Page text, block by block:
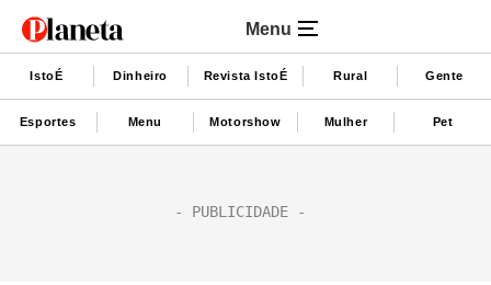
Menu
IstoÉ Dinheiro Revista IstoÉ Rural Gente
Esportes Menu Motorshow Mulher Pet